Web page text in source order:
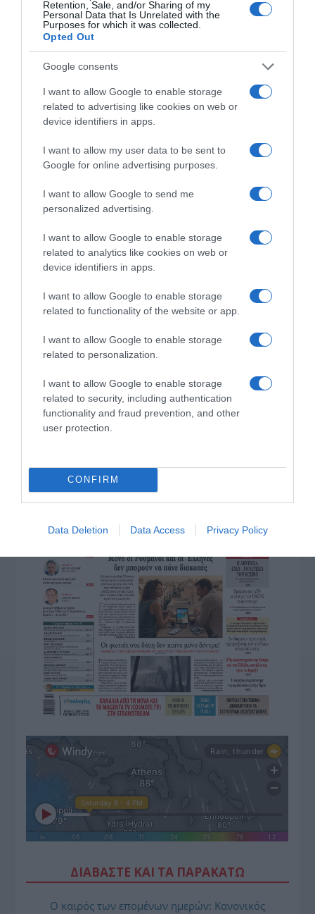
Retention, Sale, and/or Sharing of my
Personal Data that Is Unrelated with the
Purposes for which it was collected.
Opted Out
Google consents
I want to allow Google to enable storage
related to advertising like cookies on web or
device identifiers in apps.
I want to allow my user data to be sent to
Google for online advertising purposes.
I want to allow Google to send me
personalized advertising.
I want to allow Google to enable storage
related to analytics like cookies on web or
device identifiers in apps.
I want to allow Google to enable storage
related to functionality of the website or app.
I want to allow Google to enable storage
related to personalization.
I want to allow Google to enable storage
related to security, including authentication
functionality and fraud prevention, and other
user protection.
CONFIRM
Data Deletion Data Access Privacy Policy
ΔΕΙΤΕ ΤΗΝ ΚΙΝΗΣΗ ΣΤΟΥΣ ΔΡΌΜΟΥΣ
Κίνηση Τώρα: Live Χάρτης Αθήνας
ΠΑΤΗΣΤΕ ΓΙΑ LIVE ΚΙΝΗΣΗ
Live ενημέρωση για Κηφισό, Αττική Οδό και κέντρο Αθήνας από το
paron.gr
ΤΟ ΠΑΡΟΝ ΤΗΣ ΚΥΡΙΑΚΗΣ
ΔΙΑΒΑΣΤΕ ΚΑΙ ΤΑ ΠΑΡΑΚΑΤΩ
Ο καιρός των επομένων ημερών: Κανονικός